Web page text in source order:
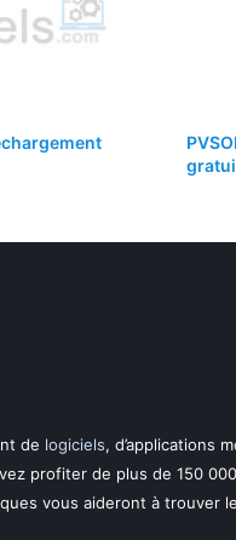
de logiciels, d’applications
profiter de plus de 150
vous aideront à trouver